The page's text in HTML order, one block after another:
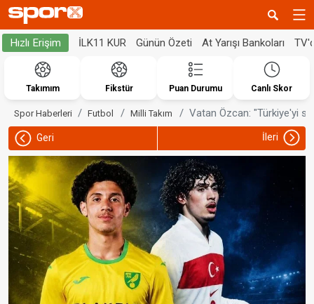
Hızlı Erişim İLK11 KUR Günün Özeti At Yarışı Bankoları
Takımım Fikstür Puan Durumu Canlı Skor
Spor Haberleri Futbol Milli Takım Vatan Özcan: "Türkiye'yi
Geri İleri